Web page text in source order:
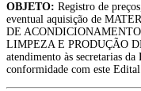
OBJETO: Registro de
eventual aquisição de
DE
LIMPEZA E PRODUÇÃO
atendimento às secretarias
conformidade com este Edital